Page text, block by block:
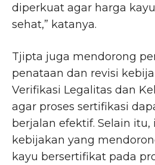
diperkuat agar harga
sehat,” katanya.
Tjipta juga mendorong
penataan dan revisi
Verifikasi Legalitas dan
agar proses sertifikasi
berjalan efektif. Selain
kebijakan yang
kayu bersertifikat pada